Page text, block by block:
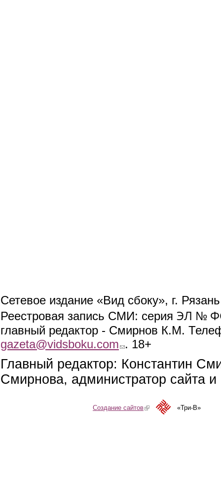
Сетевое издание «Вид сбоку», г.
Реестровая запись СМИ: серия ЭЛ №
главный редактор - Смирнов К.М.
gazeta@vidsboku.com (link sends e-mail)
. 18+
Главный редактор: Константин
Смирнова, администратор сайта
Создание сайтов(link is external)«Три-В»